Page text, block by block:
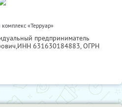
«Терруар»
предприниматель
ИНН 631630184883, ОГРН